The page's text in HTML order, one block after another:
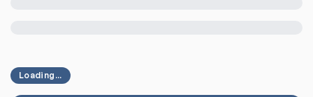
Loading...